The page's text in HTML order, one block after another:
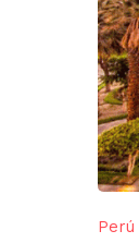
Perú